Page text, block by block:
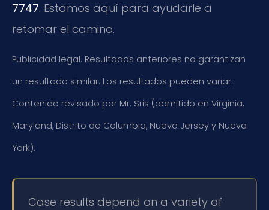
7747. Estamos aquí para ayudarle a
retomar el camino.
Publicidad legal. Resultados anteriores no garantizan
un resultado similar. Los resultados pueden variar.
Contenido revisado por Mr. Sris (admitido en Virginia,
Maryland, Distrito de Columbia, Nueva Jersey y Nueva
York).
Case results depend on a variety of